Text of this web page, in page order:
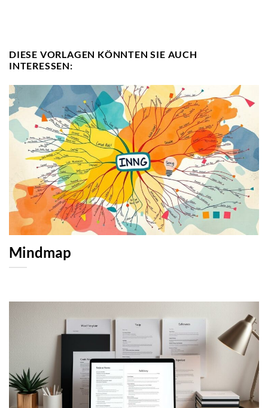
DIESE VORLAGEN KÖNNTEN SIE AUCH
INTERESSEN:
Mindmap